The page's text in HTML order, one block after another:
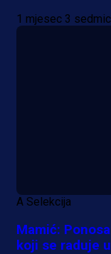
1 mjesec 3
A Selekcija
Mamić:
koji se raduje